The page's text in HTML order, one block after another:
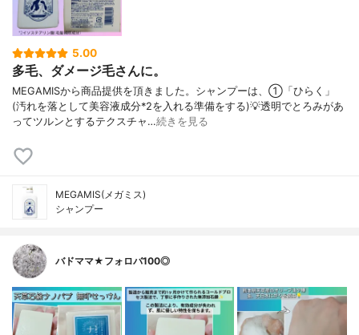
5.00
多毛、ダメージ毛さんに。
MEGAMISから商品提供を頂きました。シャンプーは、①「ひらく」
(汚れを落として美容液成分*2を入れる準備をする)💡透明でとろみがあ
ってツルンとするテクスチャ…続きを見る
MEGAMIS(メガミス)
シャンプー
バドママ★フォロバ100◎